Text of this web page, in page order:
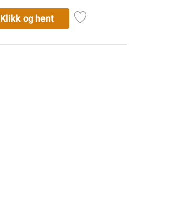
Klikk og hent